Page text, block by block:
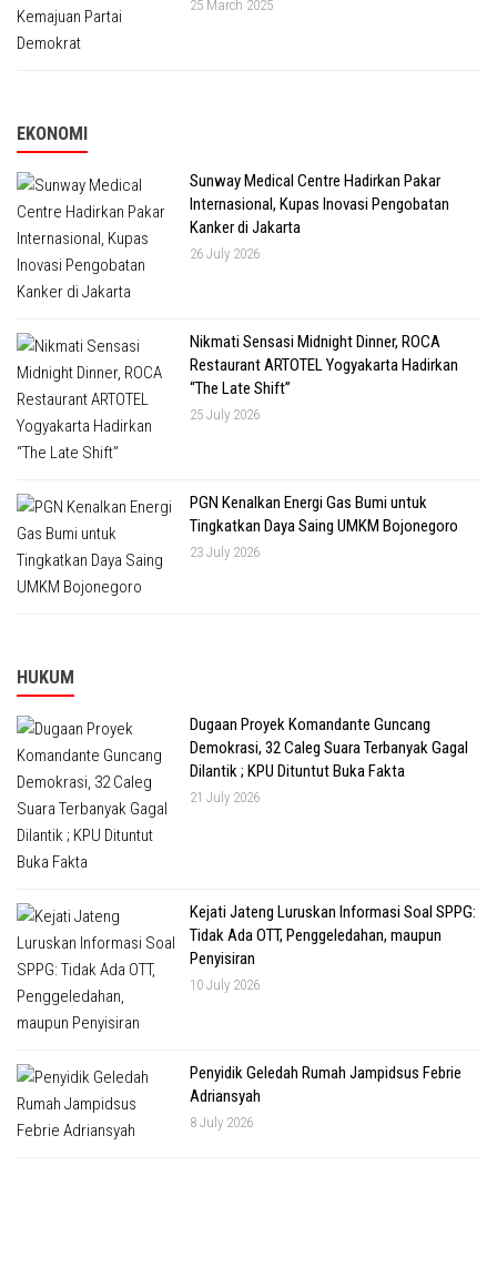
25 March 2025
EKONOMI
Sunway Medical Centre Hadirkan Pakar
Internasional, Kupas Inovasi Pengobatan
Kanker di Jakarta
26 July 2026
Nikmati Sensasi Midnight Dinner, ROCA
Restaurant ARTOTEL Yogyakarta Hadirkan
“The Late Shift”
25 July 2026
PGN Kenalkan Energi Gas Bumi untuk
Tingkatkan Daya Saing UMKM Bojonegoro
23 July 2026
HUKUM
Dugaan Proyek Komandante Guncang
Demokrasi, 32 Caleg Suara Terbanyak Gagal
Dilantik ; KPU Dituntut Buka Fakta
21 July 2026
Kejati Jateng Luruskan Informasi Soal SPPG:
Tidak Ada OTT, Penggeledahan, maupun
Penyisiran
10 July 2026
Penyidik Geledah Rumah Jampidsus Febrie
Adriansyah
8 July 2026